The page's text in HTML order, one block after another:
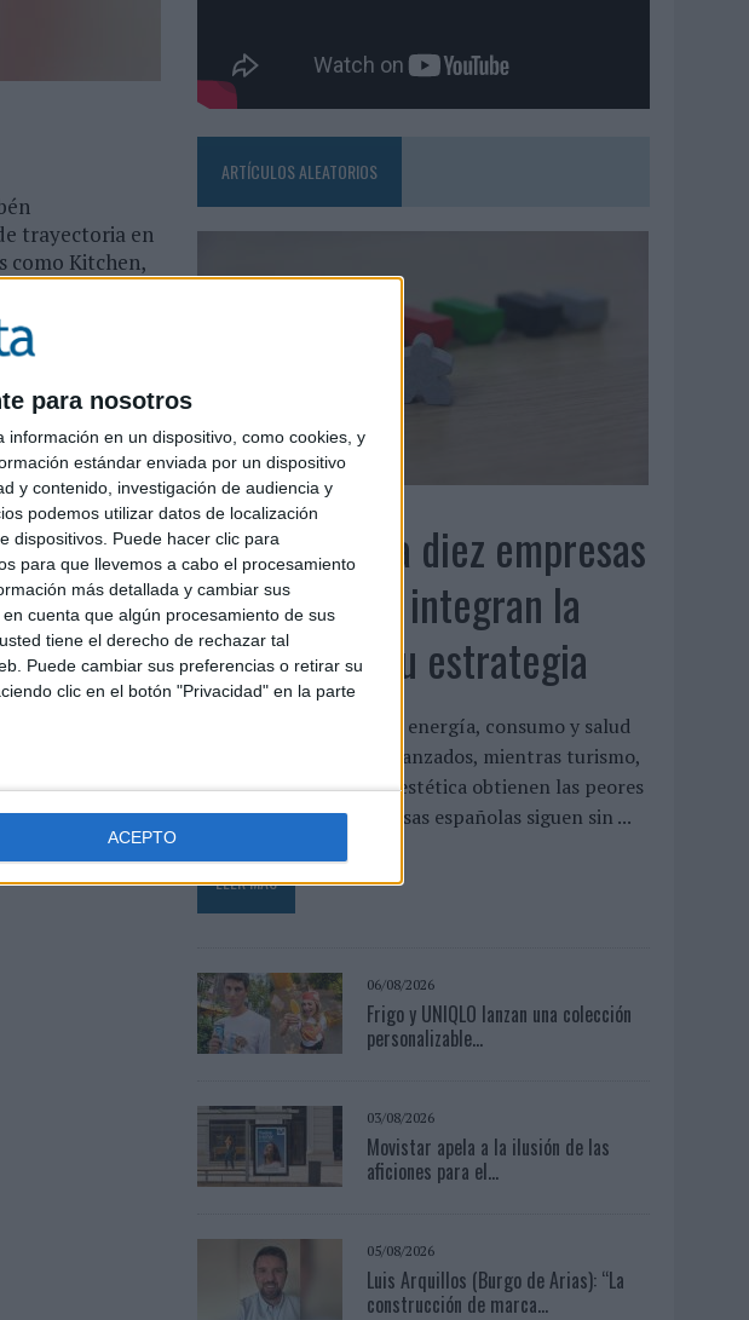
para nosotros
información en un dispositivo, como cookies, y
estándar enviada por un dispositivo
y contenido, investigación de audiencia y
podemos utilizar datos de localización
dispositivos. Puede hacer clic para
para que llevemos a cabo el procesamiento
más detallada y cambiar sus
en cuenta que algún procesamiento de sus
tiene el derecho de rechazar tal
Puede cambiar sus preferencias o retirar su
clic en el botón "Privacidad" en la parte
ACEPTO
trayectoria en
como Kitchen,
los nuevos
PIN
ARTÍCULOS ALEATORIOS
Siete de cada diez empresas
españolas no integran la
infancia en su estrategia
El estudio concluye que energía, consumo y salud
son los sectores más avanzados, mientras turismo,
tecnología y gaming o estética obtienen las peores
valoraciones Las empresas españolas siguen sin ...
LEER MÁS
06/08/2026
Frigo y UNIQLO lanzan una colección
personalizable...
03/08/2026
Movistar apela a la ilusión de las
aficiones para el...
05/08/2026
Luis Arquillos (Burgo de Arias): “La
construcción de marca...